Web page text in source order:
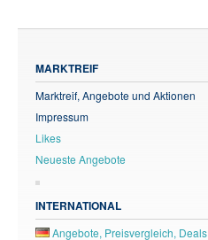
MARKTREIF
Marktreif, Angebote und Aktionen
Impressum
Likes
Neueste Angebote
INTERNATIONAL
Angebote, Preisvergleich, Deals